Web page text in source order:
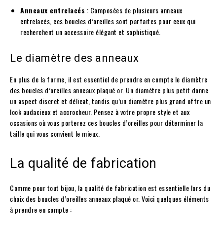
Anneaux entrelacés : Composées de plusieurs anneaux
entrelacés, ces boucles d’oreilles sont parfaites pour ceux qui
recherchent un accessoire élégant et sophistiqué.
Le diamètre des anneaux
En plus de la forme, il est essentiel de prendre en compte le diamètre
des boucles d’oreilles anneaux plaqué or. Un diamètre plus petit donne
un aspect discret et délicat, tandis qu’un diamètre plus grand offre un
look audacieux et accrocheur. Pensez à votre propre style et aux
occasions où vous porterez ces boucles d’oreilles pour déterminer la
taille qui vous convient le mieux.
La qualité de fabrication
Comme pour tout bijou, la qualité de fabrication est essentielle lors du
choix des boucles d’oreilles anneaux plaqué or. Voici quelques éléments
à prendre en compte :